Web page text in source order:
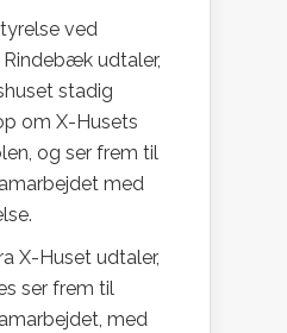
ved
udtaler,
stadig
om X-Husets
og ser frem til
med
X-Huset udtaler,
ser frem til
med